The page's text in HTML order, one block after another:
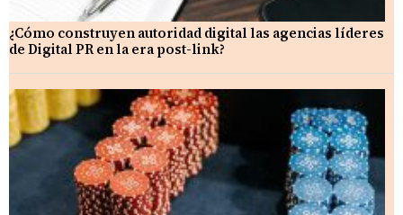
¿Cómo construyen autoridad digital las agencias líderes
de Digital PR en la era post-link?